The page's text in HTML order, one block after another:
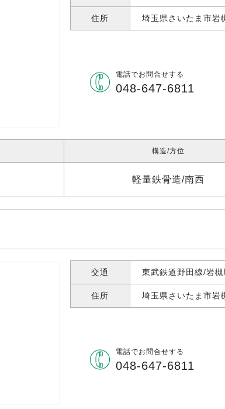
住所 埼玉県さいたま市岩
電話でお問合せする
048-647-6811
構造 方位
軽量鉄骨造 南西
交通 東武鉄道野田線/岩
住所 埼玉県さいたま市岩
電話でお問合せする
048-647-6811